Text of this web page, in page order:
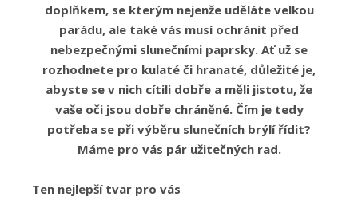
doplňkem, se kterým nejenže uděláte velkou
parádu, ale také vás musí ochránit před
nebezpečnými slunečními paprsky. Ať už se
rozhodnete pro kulaté či hranaté, důležité je,
abyste se v nich cítili dobře a měli jistotu, že
vaše oči jsou dobře chráněné. Čím je tedy
potřeba se při výběru slunečních brýlí řídit?
Máme pro vás pár užitečných rad.
Ten nejlepší tvar pro vás